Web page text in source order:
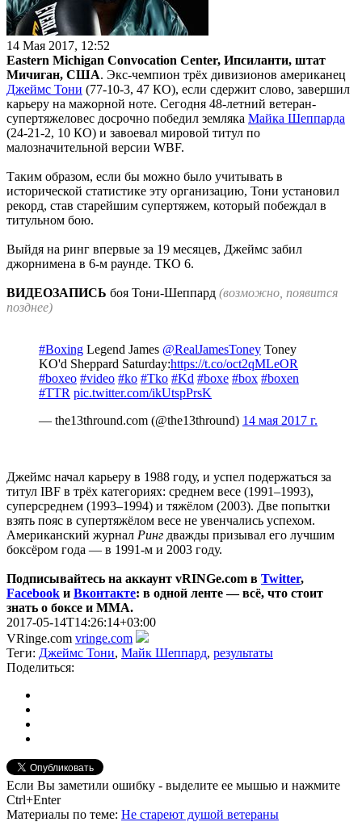
14 Мая 2017, 12:52
Eastern Michigan Convocation Center, Ипсиланти, штат
Мичиган, США. Экс-чемпион трёх дивизионов американец
Джеймс Тони (77-10-3, 47 КО), если сдержит слово, завершил
карьеру на мажорной ноте. Сегодня 48-летний ветеран-
супертяжеловес досрочно победил земляка Майка Шеппарда
(24-21-2, 10 КО) и завоевал мировой титул по
малозначительной версии WBF.
Таким образом, если бы можно было учитывать в
исторической статистике эту организацию, Тони установил
рекорд, став старейшим супертяжем, который побеждал в
титульном бою.
Выйдя на ринг впервые за 19 месяцев, Джеймс забил
джорнимена в 6-м раунде. ТКО 6.
ВИДЕОЗАПИСЬ боя Тони-Шеппард (возможно, появится
позднее)
#Boxing Legend James @RealJamesToney Toney
KO'd Sheppard Saturday:https://t.co/oct2qMLeOR
#boxeo #video #ko #Tko #Kd #boxe #box #boxen
#TTR pic.twitter.com/ikUtspPrsK
— the13thround.com (@the13thround) 14 мая 2017 г.
Джеймс начал карьеру в 1988 году, и успел подержаться за
титул IBF в трёх категориях: среднем весе (1991–1993),
суперсреднем (1993–1994) и тяжёлом (2003). Две попытки
взять пояс в супертяжёлом весе не увенчались успехом.
Американский журнал Ринг дважды призывал его лучшим
боксёром года — в 1991-м и 2003 году.
Подписывайтесь на аккаунт vRINGe.com в Twitter,
Facebook и Вконтакте: в одной ленте — всё, что стоит
знать о боксе и ММА.
2017-05-14T14:26:14+03:00
VRinge.com vringe.com
Теги: Джеймс Тони, Майк Шеппард, результаты
Поделиться:
Если Вы заметили ошибку - выделите ее мышью и нажмите
Ctrl+Enter
Материалы по теме: Не стареют душой ветераны